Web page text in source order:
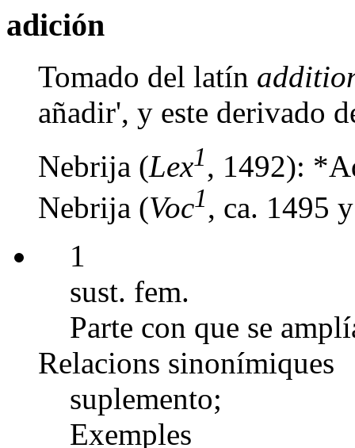
adición
Tomado del latín
añadir', y este derivado
Nebrija (Lex1, 1492):
Nebrija (Voc1, ca. 1495
1
sust. fem.
Parte con que se
Relacions sinonímiques
suplemento;
Exemples